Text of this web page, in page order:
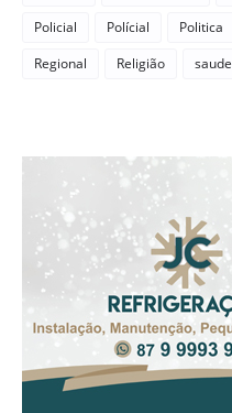
Policial Polícial Politica
Regional
Religião saude